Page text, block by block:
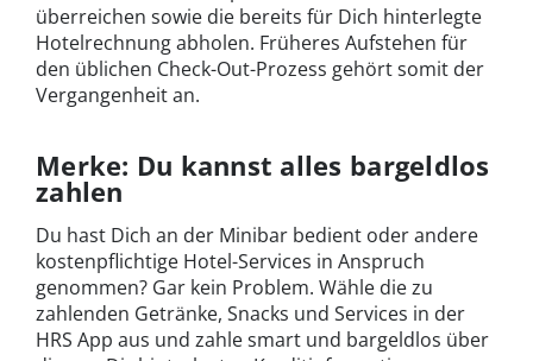
überreichen sowie die bereits für Dich hinterlegte
Hotelrechnung abholen. Früheres Aufstehen für
den üblichen Check-Out-Prozess gehört somit der
Vergangenheit an.
Merke: Du kannst alles bargeldlos
zahlen
Du hast Dich an der Minibar bedient oder andere
kostenpflichtige Hotel-Services in Anspruch
genommen? Gar kein Problem. Wähle die zu
zahlenden Getränke, Snacks und Services in der
HRS App aus und zahle smart und bargeldlos über